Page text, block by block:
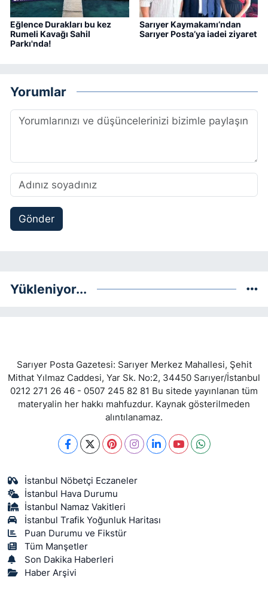
Eğlence Durakları bu kez
Rumeli Kavağı Sahil
Parkı'nda!
Sarıyer Kaymakamı’ndan
Sarıyer Posta’ya iadei ziyaret
Yorumlar
Gönder
Yükleniyor...
Sarıyer Posta Gazetesi: Sarıyer Merkez Mahallesi, Şehit
Mithat Yılmaz Caddesi, Yar Sk. No:2, 34450 Sarıyer/İstanbul
0212 271 26 46 - 0507 245 82 81 Bu sitede yayınlanan tüm
materyalin her hakkı mahfuzdur. Kaynak gösterilmeden
alıntılanamaz.
İstanbul Nöbetçi Eczaneler
İstanbul Hava Durumu
İstanbul Namaz Vakitleri
İstanbul Trafik Yoğunluk Haritası
Puan Durumu ve Fikstür
Tüm Manşetler
Son Dakika Haberleri
Haber Arşivi